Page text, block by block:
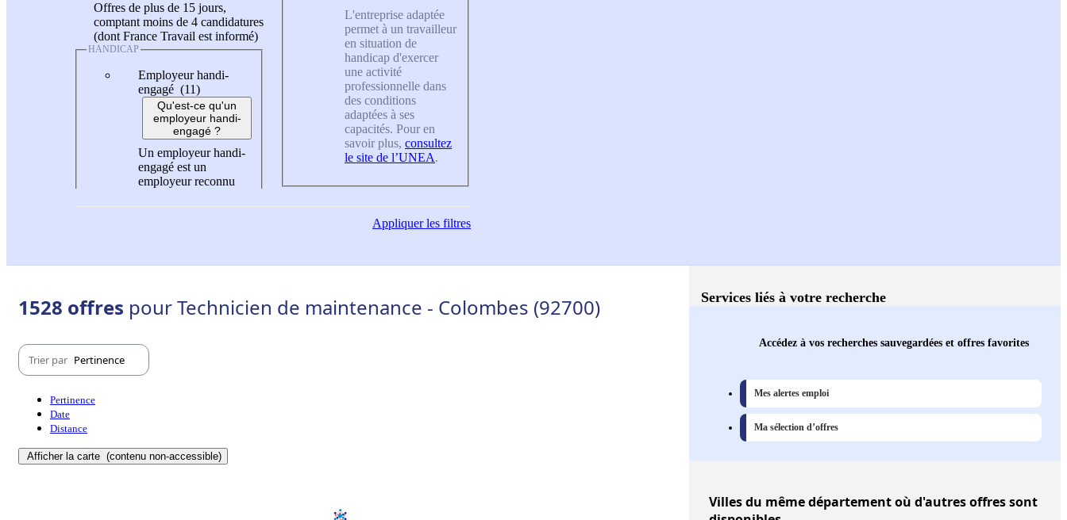
Offres de plus de 15 jours,
comptant moins de 4 candidatures
(dont France Travail est informé)
HANDICAP
Employeur handi-
engagé (11)
Qu'est-ce qu'un
employeur handi-
engagé ?
Un employeur handi-
engagé est un
employeur reconnu
L'entreprise adaptée
permet à un travailleur
en situation de
handicap d'exercer
une activité
professionnelle dans
des conditions
adaptées à ses
capacités. Pour en
savoir plus, consultez
le site de l’UNEA.
Appliquerles filtres
1528 offres pour Technicien de maintenance - Colombes (92700)
Trier par Pertinence
Pertinence
Date
Distance
Afficher la carte (contenu non-accessible)
Services liés à votre recherche
Accédez à vos recherches sauvegardées et offres favorites
Mes alertes emploi
Ma sélection d’offres
Villesdu même département où d'autres offres sont